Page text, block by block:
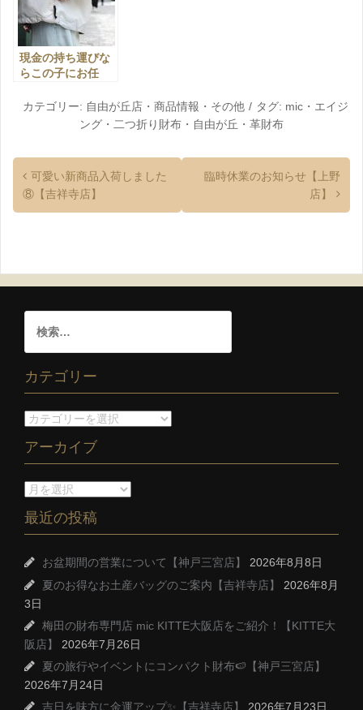
現金の持ち運びな
らこの子にお任
店】
カテゴリー: 自由が丘店 ・ 商品情報 ・ その他 タグ: mic ・ エイジ
ング ・ 二つ折り財布 ・ 自由が丘 ・ 革財布
可愛い新商品入荷しました
⑧【吉祥寺店】
臨時休業のお知らせ【上野
店】
カテゴリー
アーカイブ
最近の投稿
お盆期間の営業について【神戸三宮店】
2026年8月8日
夏のお得なお土産バッグのご案内【吉祥寺店】
2026年8月
3日
梅田の財布専門店 mic KITTE大阪店をご紹介！【KITTE大
阪店】
2026年7月26日
夏の旅行やイベントにコンパクト財布🍉【神戸三宮店】
2026年7月24日
吉日を味方に金運アップ✨【吉祥寺店】
2026年7月23日